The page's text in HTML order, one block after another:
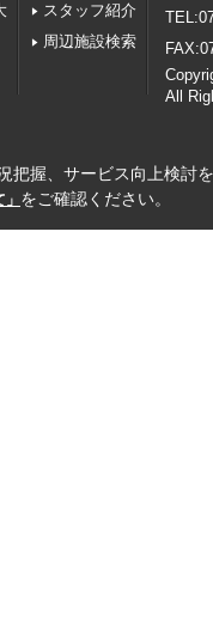
スタッフ紹介
周辺施設検索
All
把握、サービス向上検討
をご確認ください。